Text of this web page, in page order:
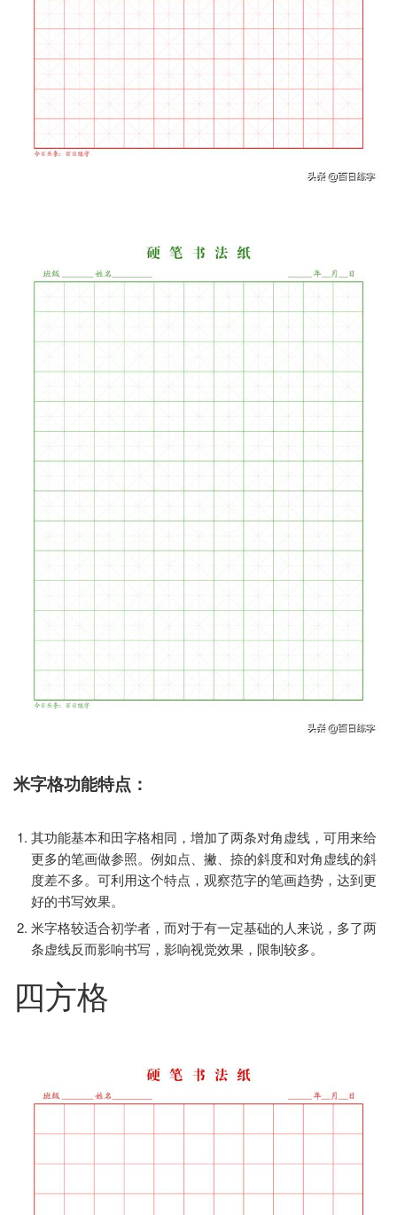
米字格功能特点：
其功能基本和田字格相同，增加了两条对角虚线，可用来给
更多的笔画做参照。例如点、撇、捺的斜度和对角虚线的斜
度差不多。可利用这个特点，观察范字的笔画趋势，达到更
好的书写效果。
米字格较适合初学者，而对于有一定基础的人来说，多了两
条虚线反而影响书写，影响视觉效果，限制较多。
四方格